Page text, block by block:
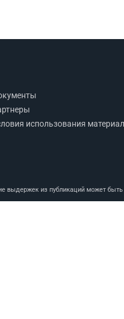
использования
выдержек из публикаций может